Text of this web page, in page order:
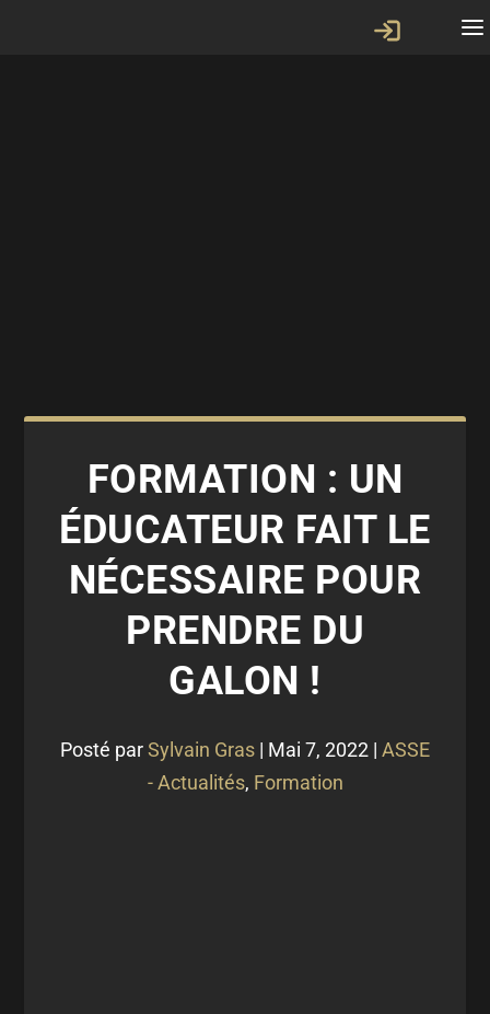
FORMATION : UN
ÉDUCATEUR FAIT LE
NÉCESSAIRE POUR
PRENDRE DU
GALON !
Posté parSylvain Gras | Mai 7, 2022 | ASSE
- Actualités, Formation